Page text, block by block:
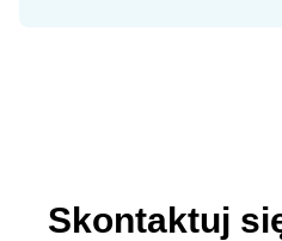
Skontaktuj